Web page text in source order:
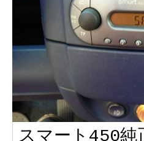
スマート450